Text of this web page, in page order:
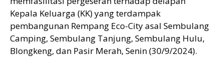
Kepala Keluarga (KK) yang terdampak
pembangunan Rempang Eco-City asal Sembulang
Camping, Sembulang Tanjung, Sembulang Hulu,
Blongkeng, dan Pasir Merah, Senin (30/9/2024).